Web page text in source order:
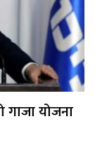
गाजा योजना